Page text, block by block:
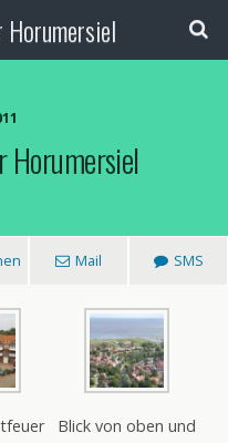
Horumersiel
Mail SMS
Blick von oben und